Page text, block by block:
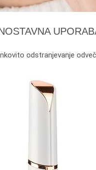
odstranjevanje